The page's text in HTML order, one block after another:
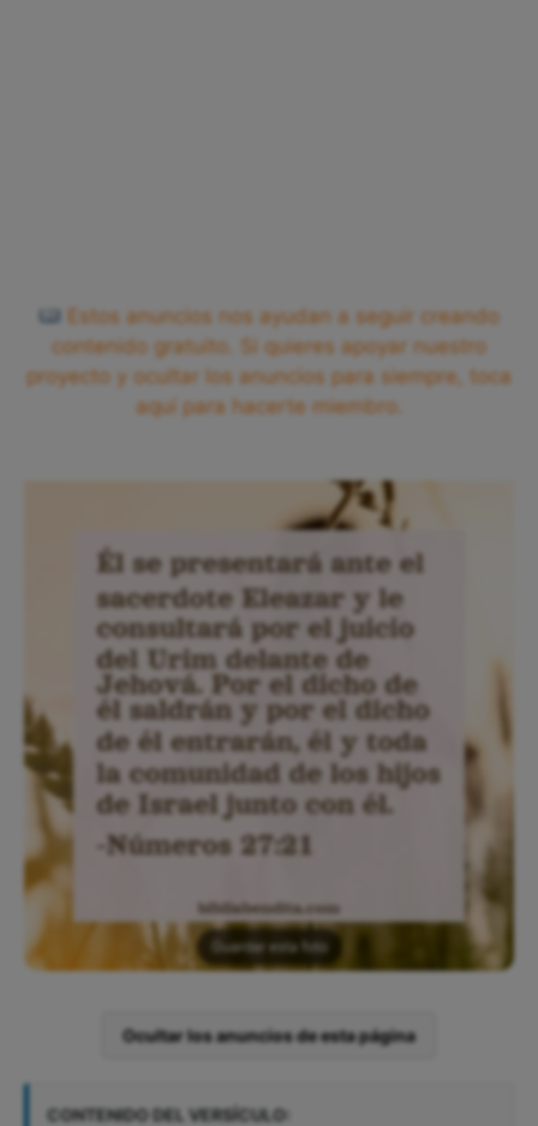
Estos anuncios nos ayudan a seguir creando
contenido gratuito. Si quieres apoyar nuestro
proyecto y ocultar los anuncios para siempre, toca
aquí para hacerte miembro.
Guardar esta foto
Ocultar los anuncios de esta página
CONTENIDO DEL VERSÍCULO: